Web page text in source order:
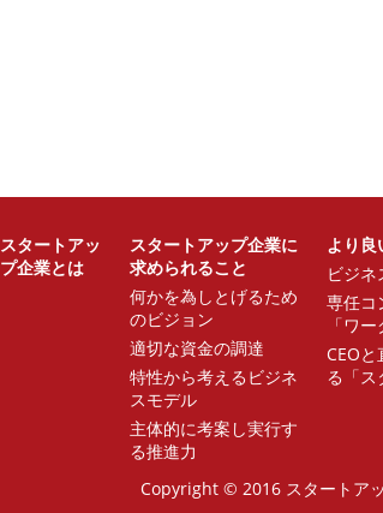
スタートアッ
プ企業とは
スタートアップ企業に
求められること
何かを為しとげるため
のビジョン
適切な資金の調達
特性から考えるビジネ
スモデル
主体的に考案し実行す
る推進力
より良
ビジ
専任コ
「ワ
CEO
る「ス
Copyright © 2016 スタートア